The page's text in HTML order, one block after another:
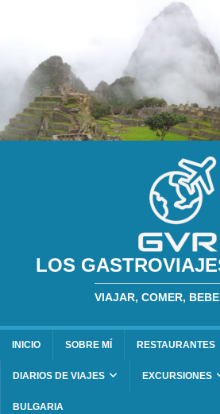
LOS
VIAJAR, COMER,
INICIO SOBRE MÍ RESTAURANTES
DIARIOS DE VIAJES EXCURSIONES
BULGARIA